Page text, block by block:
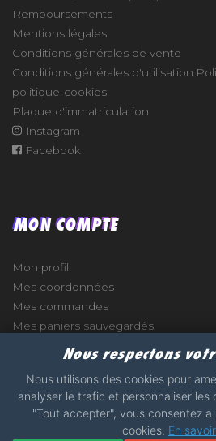
Remboursements
Mentions légales
Conditions générales de vente
Conditions générales d'utilisation
politique-cookies
Plaque d'immatriculation
Instagram
Facebook
MON COMPTE
Mon profil
Mes coordonnées
Mes commandes
Mes paniers sauvegardés
Nous respectons
Nous utilisons des cookies pour
analyser le trafic et personnaliser les
"Tout accepter", vous consentez
cookies. En